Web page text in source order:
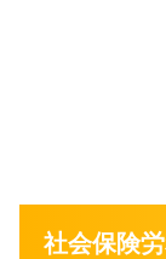
社会保険